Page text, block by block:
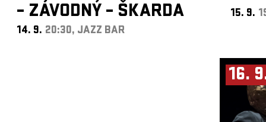
– ZÁVODNÝ – ŠKARDA
14. 9. 20:30, JAZZ BAR
15. 9.
16.